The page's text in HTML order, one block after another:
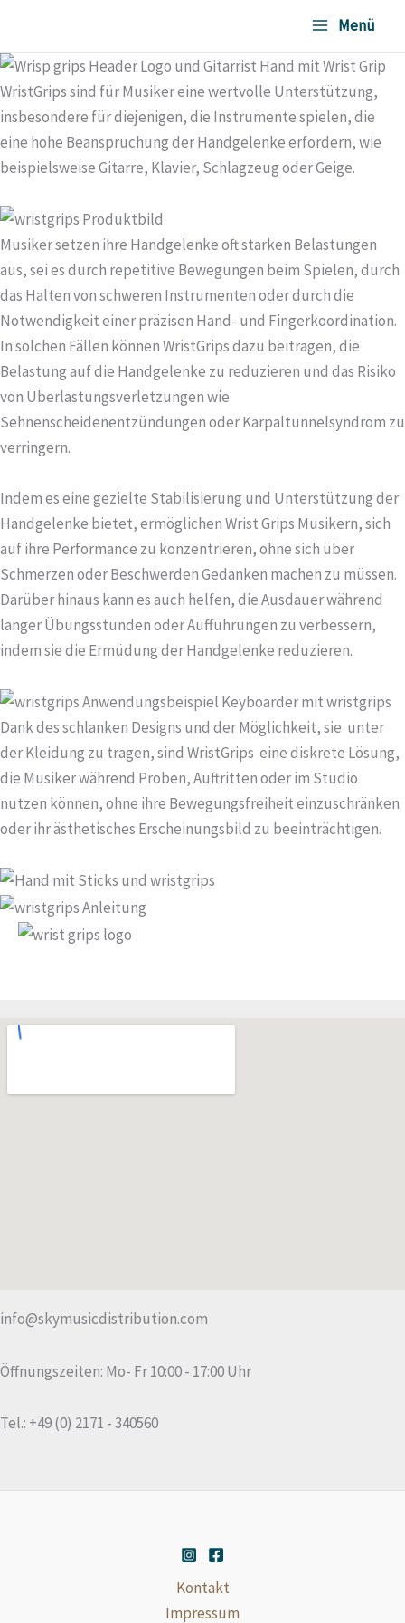
springen
Menü
WristGrips sind für Musiker eine wertvolle Unterstützung,
insbesondere für diejenigen, die Instrumente spielen, die
eine hohe Beanspruchung der Handgelenke erfordern, wie
beispielsweise Gitarre, Klavier, Schlagzeug oder Geige.
Musiker setzen ihre Handgelenke oft starken Belastungen
aus, sei es durch repetitive Bewegungen beim Spielen, durch
das Halten von schweren Instrumenten oder durch die
Notwendigkeit einer präzisen Hand- und Fingerkoordination.
In solchen Fällen können WristGrips dazu beitragen, die
Belastung auf die Handgelenke zu reduzieren und das Risiko
von Überlastungsverletzungen wie
Sehnenscheidenentzündungen oder Karpaltunnelsyndrom zu
verringern.
Indem es eine gezielte Stabilisierung und Unterstützung der
Handgelenke bietet, ermöglichen Wrist Grips Musikern, sich
auf ihre Performance zu konzentrieren, ohne sich über
Schmerzen oder Beschwerden Gedanken machen zu müssen.
Darüber hinaus kann es auch helfen, die Ausdauer während
langer Übungsstunden oder Aufführungen zu verbessern,
indem sie die Ermüdung der Handgelenke reduzieren.
Dank des schlanken Designs und der Möglichkeit, sie unter
der Kleidung zu tragen, sind WristGrips eine diskrete Lösung,
die Musiker während Proben, Auftritten oder im Studio
nutzen können, ohne ihre Bewegungsfreiheit einzuschränken
oder ihr ästhetisches Erscheinungsbild zu beeinträchtigen.
info@skymusicdistribution.com
Öffnungszeiten: Mo- Fr 10:00 - 17:00 Uhr
Tel.: +49 (0) 2171 - 340560
Kontakt
Impressum